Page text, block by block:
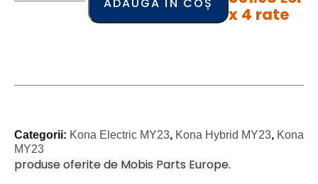
x 4 rate
Categorii: Kona Electric MY23, Kona Hybrid MY23, Kona
MY23
produse oferite de Mobis Parts Europe.